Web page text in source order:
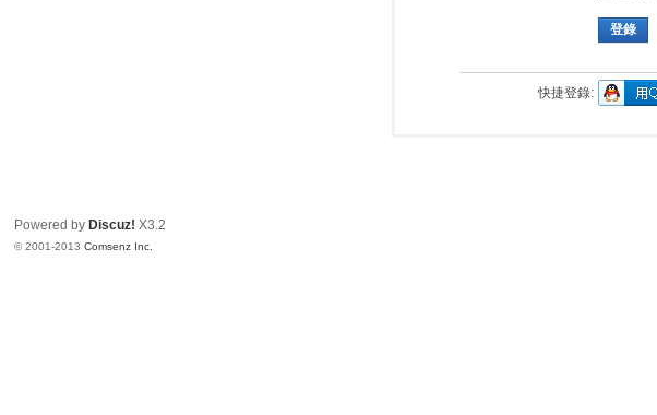
登錄
快捷登錄:
Powered by Discuz! X3.2
© 2001-2013Comsenz Inc.